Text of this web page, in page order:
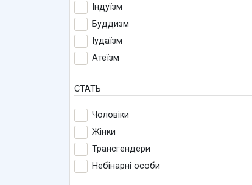
Індуїзм
Буддизм
Іудаїзм
Атеїзм
СТАТЬ
Чоловіки
Жінки
Трансгендери
Небінарні особи